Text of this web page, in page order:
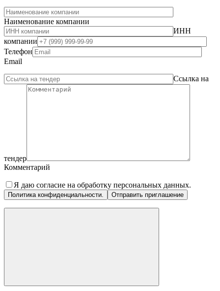
Наименование компании
ИНН
компании
Телефон
Email
Ссылка на
тендер
Комментарий
Я даю согласие на обработку персональных данных.
Политика конфиденциальности.